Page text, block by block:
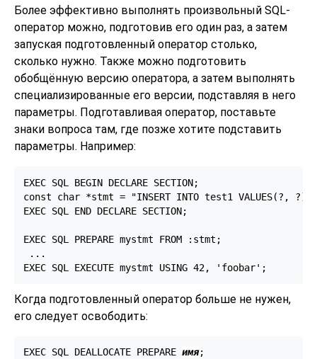
Более эффективно выполнять произвольный SQL-
оператор можно, подготовив его один раз, а затем
запуская подготовленный оператор столько,
сколько нужно. Также можно подготовить
обобщённую версию оператора, а затем выполнять
специализированные его версии, подставляя в него
параметры. Подготавливая оператор, поставьте
знаки вопроса там, где позже хотите подставить
параметры. Например:
EXEC SQL BEGIN DECLARE SECTION;
const char *stmt = "INSERT INTO test1 VALUES(?,
EXEC SQL END DECLARE SECTION;
EXEC SQL PREPARE mystmt FROM :stmt;
...
EXEC SQL EXECUTE mystmt USING 42, 'foobar';
Когда подготовленный оператор больше не нужен,
его следует освободить:
EXEC SQL DEALLOCATE PREPARE имя;